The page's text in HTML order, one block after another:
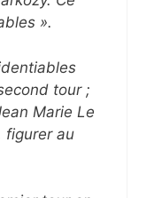
».
tour ;
Marie Le
figurer au